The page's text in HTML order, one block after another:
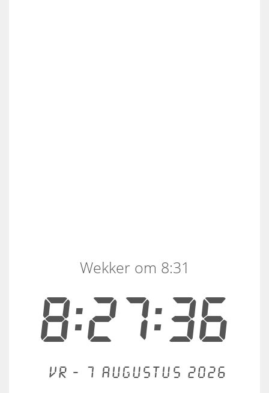
8:27:36
Wekker om 8:31
Vr - 7 augustus 2026